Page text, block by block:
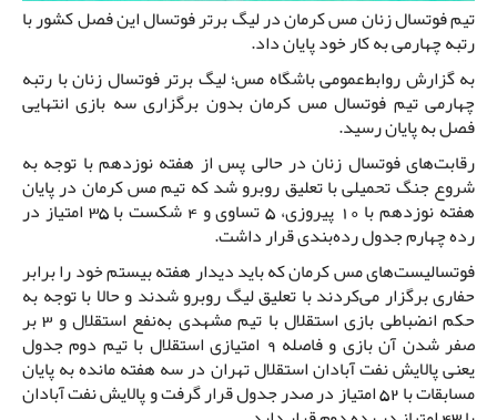
تیم فوتسال زنان مس کرمان در لیگ برتر فوتسال این فصل کشور با
رتبه چهارمی به کار خود پایان داد.
به گزارش روابط‌عمومی باشگاه مس؛ لیگ برتر فوتسال زنان با رتبه
چهارمی تیم فوتسال مس کرمان بدون برگزاری سه بازی انتهایی
فصل به پایان رسید.
رقابت‌های فوتسال زنان در حالی پس از هفته نوزدهم با توجه به
شروع جنگ تحمیلی با تعلیق روبرو شد که تیم مس کرمان در پایان
هفته نوزدهم با 10 پیروزی، 5 تساوی و 4 شکست با 35 امتیاز در
رده چهارم جدول رده‌بندی قرار داشت.
فوتسالیست‌های مس کرمان که باید دیدار هفته بیستم خود را برابر
حفاری برگزار می‌کردند با تعلیق لیگ روبرو شدند و حالا با توجه به
حکم انضباطی بازی استقلال با تیم مشهدی به‌نفع استقلال و 3 بر
صفر شدن آن بازی و فاصله 9 امتیازی استقلال با تیم دوم جدول
یعنی پالایش نفت آبادان استقلال تهران در سه هفته مانده به پایان
مسابقات با 52 امتیاز در صدر جدول قرار گرفت و پالایش نفت آبادان